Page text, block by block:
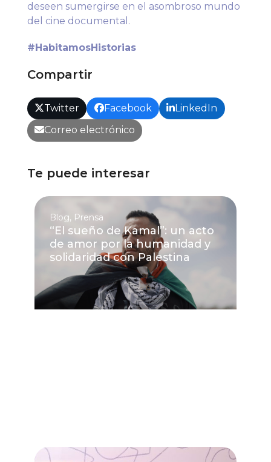
deseen sumergirse en el asombroso mundo
del cine documental.
#HabitamosHistorias
Compartir
Twitter Facebook
LinkedIn
Correo electrónico
Te puede interesar
Blog, Prensa
“El sueño de Kamal”: un acto
de amor por la humanidad y
solidaridad con Palestina